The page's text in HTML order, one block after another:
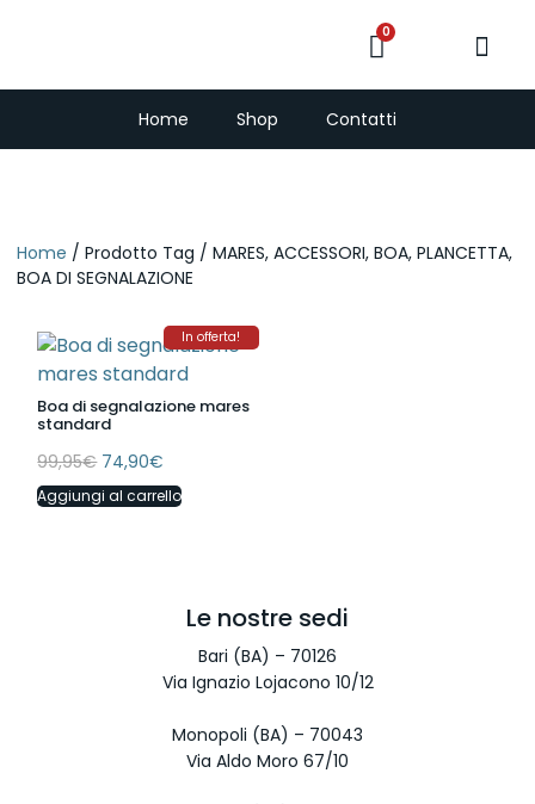
0
Home Shop Contatti
Home / Prodotto Tag / MARES, ACCESSORI, BOA, PLANCETTA,
BOA DI SEGNALAZIONE
In offerta!
Boa di segnalazione mares
standard
99,95€ 74,90€
Aggiungi al carrello
Le nostre sedi
Bari (BA) – 70126
Via Ignazio Lojacono 10/12
Monopoli (BA) – 70043
Via Aldo Moro 67/10